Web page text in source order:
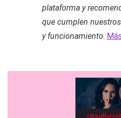
plataforma y
que cumplen
y funcionamiento.